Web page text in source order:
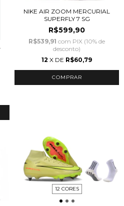
NIKE AIR ZOOM MERCURIAL
SUPERFLY 7 SG
R$599,90
R$539,91 com PIX (10% de
desconto)
12 X DE R$60,79
COMPRAR
12 CORES